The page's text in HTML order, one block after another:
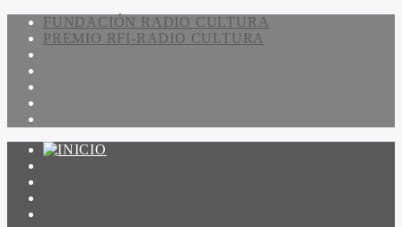
FUNDACIÓN RADIO CULTURA
PREMIO RFI-RADIO CULTURA